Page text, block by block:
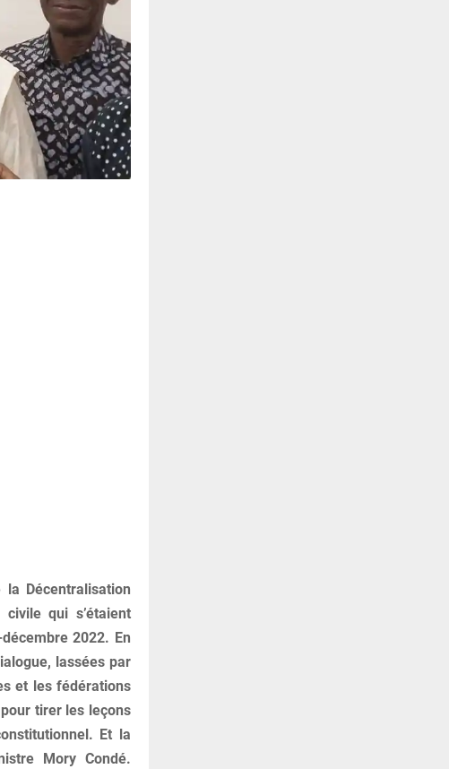
Décentralisation
qui s’étaient
2022. En
lassées par
et les fédérations
tirer les leçons
Et la
Mory Condé.